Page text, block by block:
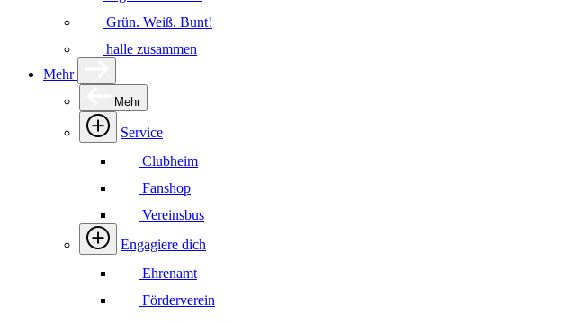
Grün. Weiß. Bunt!
halle zusammen
Mehr
Mehr
Service
Clubheim
Fanshop
Vereinsbus
Engagiere dich
Ehrenamt
Förderverein